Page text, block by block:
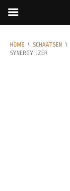
HOME \ SCHAATSEN \
SYNERGY IJZER